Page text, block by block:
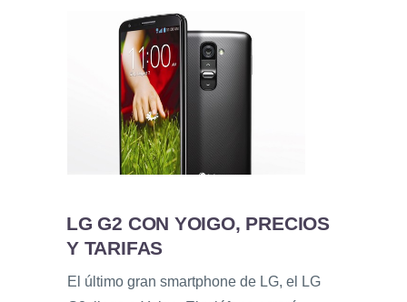
LG G2 CON YOIGO, PRECIOS
Y TARIFAS
El último gran smartphone de LG, el LG